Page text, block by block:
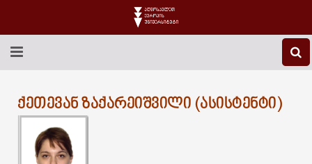
ᲒᲐᲜᲐᲗᲚᲔᲑᲐ
ᲙᲕᲚᲔᲕᲐ
ᲥᲔᲗᲔᲕᲐᲜ ᲖᲐᲥᲐᲠᲔᲘᲨᲕᲘᲚᲘ (ᲐᲡᲘᲡᲢᲔᲜᲢᲘ)